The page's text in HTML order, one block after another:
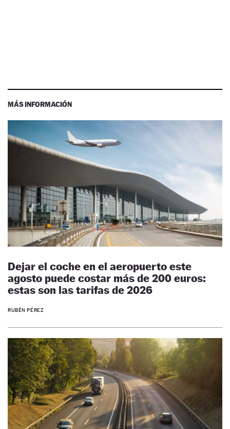
MÁS INFORMACIÓN
Dejar el coche en el aeropuerto este
agosto puede costar más de 200 euros:
estas son las tarifas de 2026
RUBÉN PÉREZ